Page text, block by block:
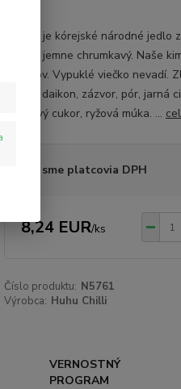
KIMCHI je kórejské národné
kyslý a jemne chrumkavý. Naše
vegánov. Vypuklé viečko nevadí.
reďkev daikon, zázvor, pór, jarná
trstinový cukor, ryžová múka. ...
Nie sme platcovia DPH
8,24 EUR/ks
Číslo produktu: N5761
Výrobca: Huhu Chilli
VERNOSTNÝ
PROGRAM